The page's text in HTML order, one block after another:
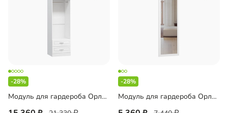
-28%
Модуль для гардероба Орлеан-8
-28%
Модуль для гардероба Орлеан-12